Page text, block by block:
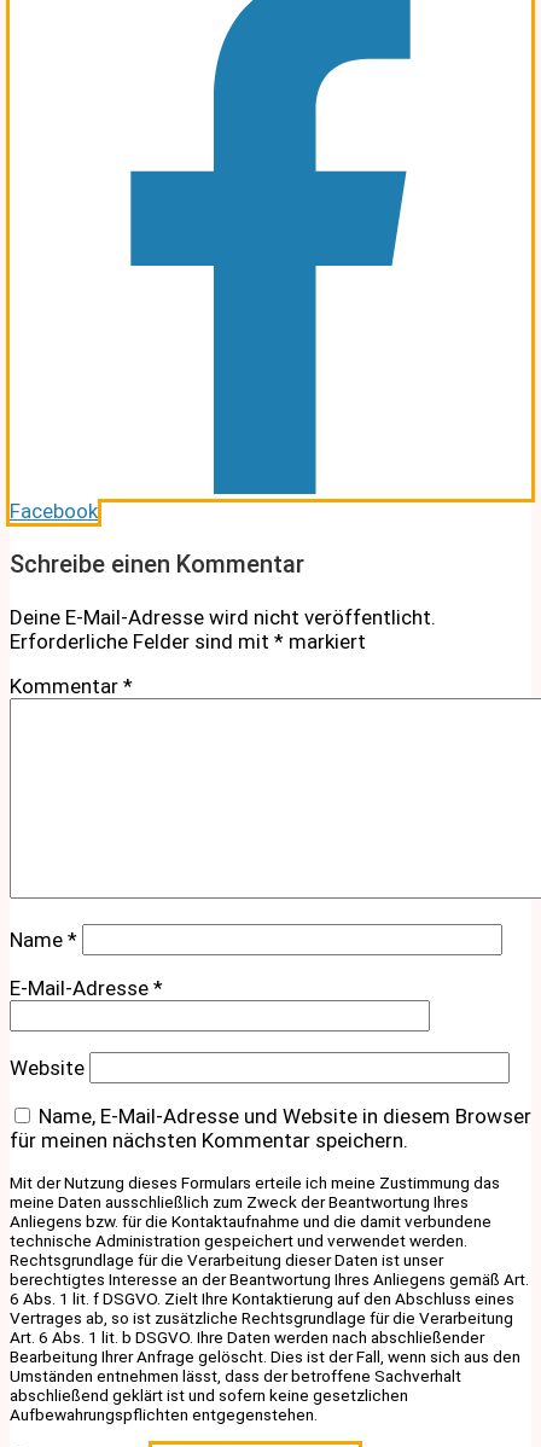
Facebook
Schreibe einen Kommentar
Deine E-Mail-Adresse wird nicht veröffentlicht.
Erforderliche Felder sind mit * markiert
Kommentar *
Name *
E-Mail-Adresse *
Website
Name, E-Mail-Adresse und Website in diesem Browser
für meinen nächsten Kommentar speichern.
Mit der Nutzung dieses Formulars erteile ich meine Zustimmung das
meine Daten ausschließlich zum Zweck der Beantwortung Ihres
Anliegens bzw. für die Kontaktaufnahme und die damit verbundene
technische Administration gespeichert und verwendet werden.
Rechtsgrundlage für die Verarbeitung dieser Daten ist unser
berechtigtes Interesse an der Beantwortung Ihres Anliegens gemäß Art.
6 Abs. 1 lit. f DSGVO. Zielt Ihre Kontaktierung auf den Abschluss eines
Vertrages ab, so ist zusätzliche Rechtsgrundlage für die Verarbeitung
Art. 6 Abs. 1 lit. b DSGVO. Ihre Daten werden nach abschließender
Bearbeitung Ihrer Anfrage gelöscht. Dies ist der Fall, wenn sich aus den
Umständen entnehmen lässt, dass der betroffene Sachverhalt
abschließend geklärt ist und sofern keine gesetzlichen
Aufbewahrungspflichten entgegenstehen.